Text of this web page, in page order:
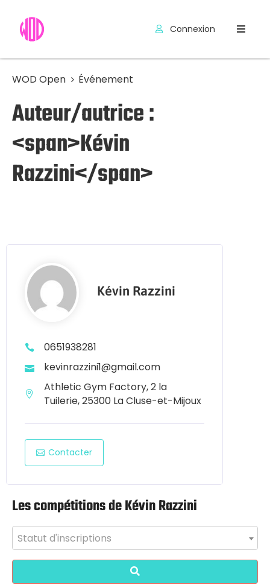
Hyrox
Programmes
Exercices
Outils
Connexion
WOD Open Événement
Auteur/autrice :
<span>Kévin
Razzini</span>
Kévin Razzini
0651938281
kevinrazzini1@gmail.com
Athletic Gym Factory, 2 la
Tuilerie, 25300 La Cluse-et-Mijoux
Contacter
Les compétitions de Kévin Razzini
Statut d'inscriptions